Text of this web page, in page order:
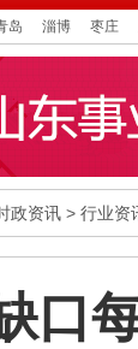
岛 淄博 枣庄
政资讯 > 行业资
口